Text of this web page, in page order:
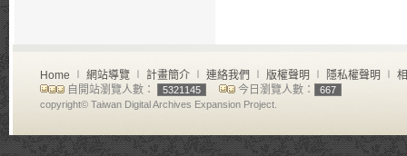
Home ∣ 網站導覽 ∣ 計畫簡介 ∣ 連絡我們 ∣ 版權聲明 ∣ 隱私權聲明 ∣
自開站瀏覽人數：
5321145 今日瀏覽人數：
667
copyright© Taiwan Digital Archives Expansion Project.